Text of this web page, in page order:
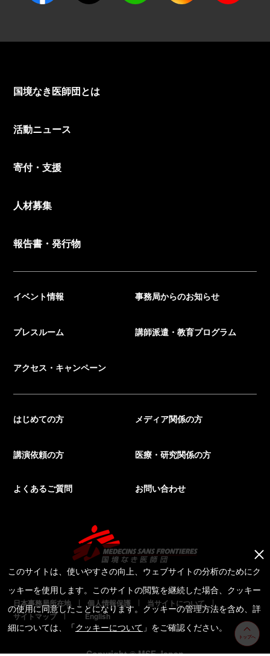
国境なき医師団とは
活動ニュース
寄付・支援
人材募集
報告書・発行物
イベント情報 事務局からのお知らせ
プレスルーム 講師派遣・教育プログラム
アクセス・キャンペーン
はじめての方 メディア関係の方
講演依頼の方 医療・研究関係の方
よくあるご質問 お問い合わせ
日本事務局所在地 個人情報保護
当サイトについて
サイトマップ
English
Copyright © MSF Japan
トップへ
このサイトは、使いやすさの向上、ウェブサイトの分析のためにク
ッキーを使用します。このサイトの閲覧を継続した場合、クッキー
の使用に同意したことになります。クッキーの管理方法を含め、詳
細については、「クッキーについて 」をご確認ください。